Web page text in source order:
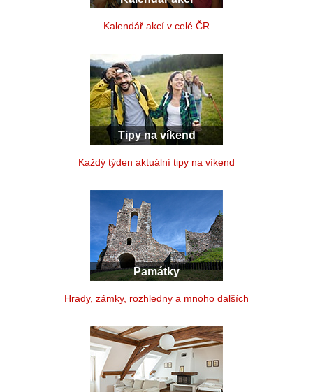
Kalendář akcí v celé ČR
Tipy na víkend
Každý týden aktuální tipy na víkend
Památky
Hrady, zámky, rozhledny a mnoho dalších